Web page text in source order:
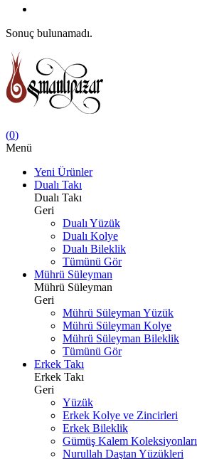
Sonuç bulunamadı.
(0)
Menü
Yeni Ürünler
Dualı Takı
Dualı Takı
Geri
Dualı Yüzük
Dualı Kolye
Dualı Bileklik
Tümünü Gör
Mührü Süleyman
Mührü Süleyman
Geri
Mührü Süleyman Yüzük
Mührü Süleyman Kolye
Mührü Süleyman Bileklik
Tümünü Gör
Erkek Takı
Erkek Takı
Geri
Yüzük
Erkek Kolye ve Zincirleri
Erkek Bileklik
Gümüş Kalem Koleksiyonları
Nurullah Daştan Yüzükleri